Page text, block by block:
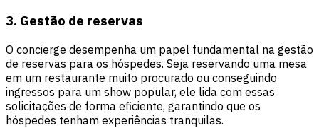
3. Gestão de reservas
O concierge desempenha um papel fundamental na gestão
de reservas para os hóspedes. Seja reservando uma mesa
em um restaurante muito procurado ou conseguindo
ingressos para um show popular, ele lida com essas
solicitações de forma eficiente, garantindo que os
hóspedes tenham experiências tranquilas.